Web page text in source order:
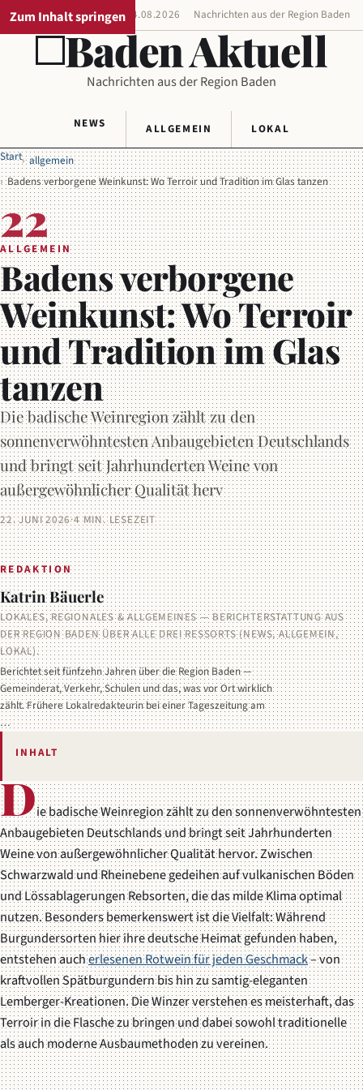
Zum Inhalt springen
REGIONALAUSGABE 04.08.2026 Nachrichten aus der Region Baden
Baden Aktuell
Nachrichten aus der Region Baden
NEWS ALLGEMEIN
LOKAL
Start allgemein
Badens verborgene Weinkunst: Wo Terroir und Tradition im Glas tanzen
22
ALLGEMEIN
Badens verborgene
Weinkunst: Wo Terroir
und Tradition im Glas
tanzen
Die badische Weinregion zählt zu den
sonnenverwöhntesten Anbaugebieten Deutschlands
und bringt seit Jahrhunderten Weine von
außergewöhnlicher Qualität herv
22. JUNI 2026·4 MIN. LESEZEIT
REDAKTION
Katrin Bäuerle
LOKALES, REGIONALES & ALLGEMEINES — BERICHTERSTATTUNG AUS
DER REGION BADEN ÜBER ALLE DREI RESSORTS (NEWS, ALLGEMEIN,
LOKAL).
Berichtet seit fünfzehn Jahren über die Region Baden —
Gemeinderat, Verkehr, Schulen und das, was vor Ort wirklich
zählt. Frühere Lokalredakteurin bei einer Tageszeitung am
…
INHALT
Die badische Weinregion zählt zu den sonnenverwöhntesten
Anbaugebieten Deutschlands und bringt seit Jahrhunderten
Weine von außergewöhnlicher Qualität hervor. Zwischen
Schwarzwald und Rheinebene gedeihen auf vulkanischen Böden
und Lössablagerungen Rebsorten, die das milde Klima optimal
nutzen. Besonders bemerkenswert ist die Vielfalt: Während
Burgundersorten hier ihre deutsche Heimat gefunden haben,
entstehen aucherlesenen Rotwein für jeden Geschmack– von
kraftvollen Spätburgundern bis hin zu samtig-eleganten
Lemberger-Kreationen. Die Winzer verstehen es meisterhaft, das
Terroir in die Flasche zu bringen und dabei sowohl traditionelle
als auch moderne Ausbaumethoden zu vereinen.